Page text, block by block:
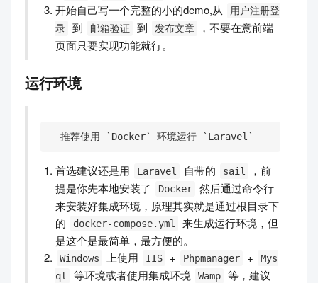
开始自己写一个完整的小的demo,从
用户注册登
录
到 邮箱验证 到 发布文章
，不要在意前端
页面只要实现功能就行。
运行环境
  推荐使用 `Docker` 环境运行 `Laravel`
首选建议还是用 Laravel 自带的 sail
，前
提是你先本地安装了
Docker
然后通过命令行
来安装好集成环境，原理其实就是通过根目录下
的
docker-compose.yml
来生成运行环境，但
是这个是最简单，最方便的。
Windows 上使用 IIS + Phpmanager +
Mys
ql
等环境或者使用集成环境 Wamp
等，建议